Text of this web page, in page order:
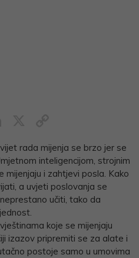
Link
rada mijenja se brzo jer se
inteligencijom, strojnim
mijenjaju i zahtjevi posla. Kako
a uvjeti poslovanja se
učiti, tako da
koje se mijenjaju
izazov pripremiti se za alate i
postoje samo u umovima